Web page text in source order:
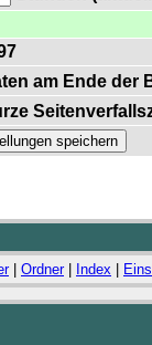
am Ende der
| Ordner| Index